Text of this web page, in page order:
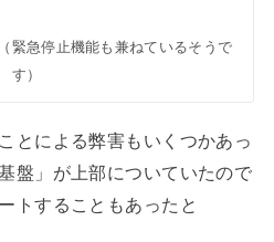
緊急停止機能も兼ねているそうで
す）
とによる弊害もいくつかあっ
盤」が上部についていたので
トすることもあったと